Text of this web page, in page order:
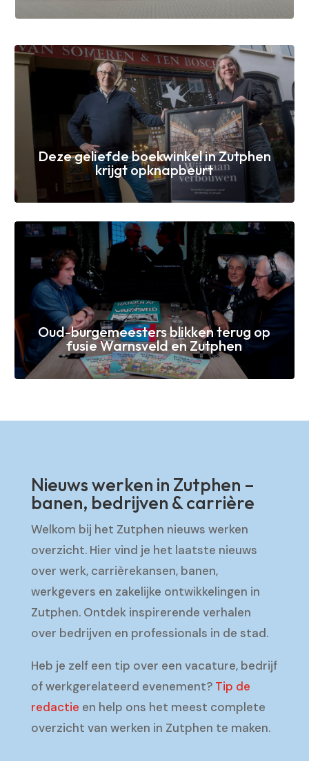
Deze geliefde boekwinkel in Zutphen
krijgt opknapbeurt
Oud-burgemeesters blikken terug op
fusie Warnsveld en Zutphen
Nieuws werken in Zutphen –
banen, bedrijven & carrière
Welkom bij het Zutphen nieuws werken
overzicht. Hier vind je het laatste nieuws
over werk, carrièrekansen, banen,
werkgevers en zakelijke ontwikkelingen in
Zutphen. Ontdek inspirerende verhalen
over bedrijven en professionals in de stad.
Heb je zelf een tip over een vacature, bedrijf
of werkgerelateerd evenement? Tip de
redactie en help ons het meest complete
overzicht van werken in Zutphen te maken.